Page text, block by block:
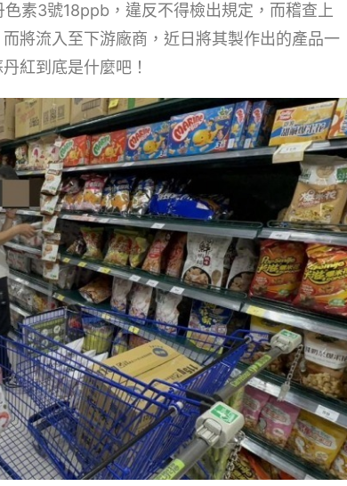
素3號18ppb，違反不得檢出規定，而稽查上
將流入至下游廠商，近日將其製作出的產品一
紅到底是什麼吧！